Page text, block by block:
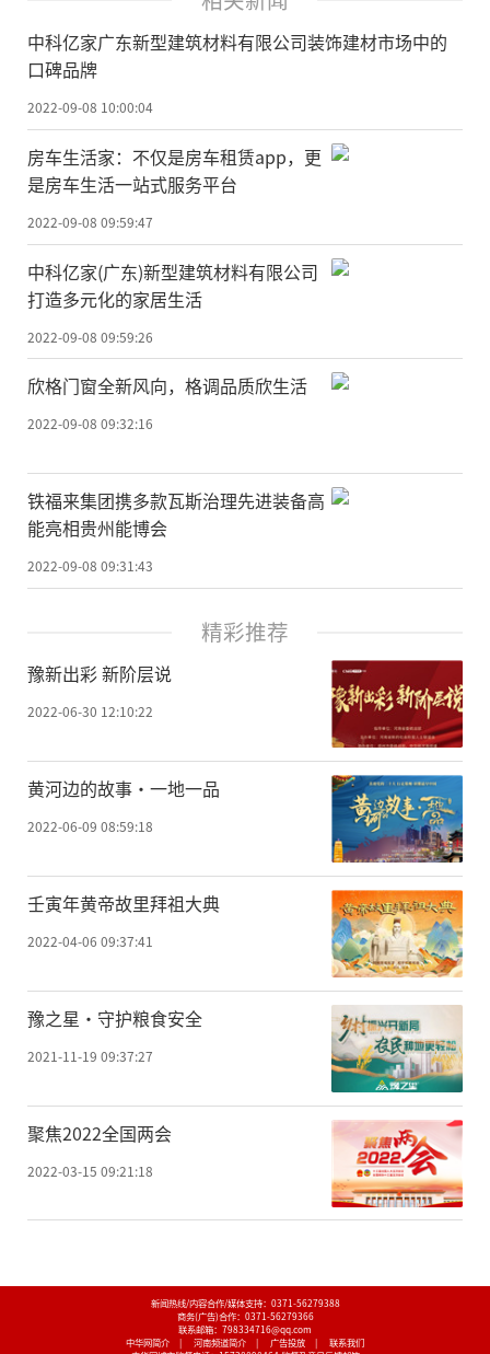
中科亿家广东新型建筑材料有限公司装饰建材市场中的
口碑品牌
2022-09-08 10:00:04
房车生活家：不仅是房车租赁app，更
是房车生活一站式服务平台
2022-09-08 09:59:47
中科亿家(广东)新型建筑材料有限公司
打造多元化的家居生活
2022-09-08 09:59:26
欣格门窗全新风向，格调品质欣生活
2022-09-08 09:32:16
铁福来集团携多款瓦斯治理先进装备高
能亮相贵州能博会
2022-09-08 09:31:43
精彩推荐
豫新出彩 新阶层说
2022-06-30 12:10:22
黄河边的故事·一地一品
2022-06-09 08:59:18
壬寅年黄帝故里拜祖大典
2022-04-06 09:37:41
豫之星·守护粮食安全
2021-11-19 09:37:27
聚焦2022全国两会
2022-03-15 09:21:18
新闻热线/内容合作/媒体支持： 0371-56279388
商务(广告)合作： 0371-56279366
联系邮箱：798334716@qq.com
中华网简介
| 河南频道简介 | 广告投放 |
联系我们